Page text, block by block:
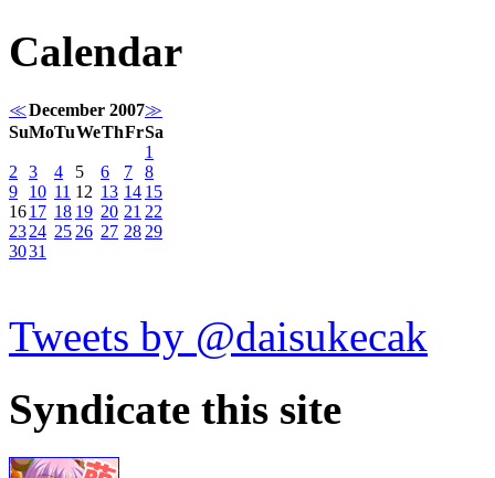
Calendar
≪December 2007≫
SuMoTuWeThFrSa
1
2
3 4 5 6 7
8
9
10 11 12 13 14 15
1617 18 19 20 21 22
2324 25 26 27 28 29
3031
Tweets by @daisukecak
Syndicate this site